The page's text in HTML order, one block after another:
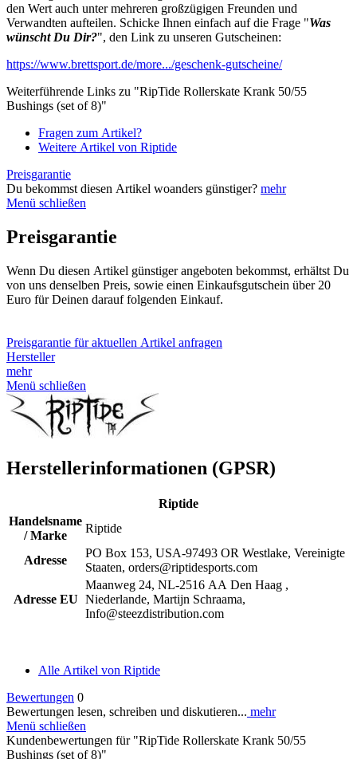
den Wert auch unter mehreren großzügigen Freunden und
Verwandten aufteilen. Schicke Ihnen einfach auf die Frage "Was
wünscht Du Dir?", den Link zu unseren Gutscheinen:
https://www.brettsport.de/more.../geschenk-gutscheine/
Weiterführende Links zu "RipTide Rollerskate Krank 50/55
Bushings (set of 8)"
Fragen zum Artikel?
Weitere Artikel von Riptide
Preisgarantie
Du bekommst diesen Artikel woanders günstiger? mehr
Menü schließen
Preisgarantie
Wenn Du diesen Artikel günstiger angeboten bekommst, erhältst Du
von uns denselben Preis, sowie einen Einkaufsgutschein über 20
Euro für Deinen darauf folgenden Einkauf.
Preisgarantie für aktuellen Artikel anfragen
Hersteller
mehr
Menü schließen
Herstellerinformationen (GPSR)
Riptide
Handelsname
/ Marke
Riptide
Adresse
PO Box 153, USA-97493 OR Westlake, Vereinigte
Staaten, orders@riptidesports.com
Adresse EU
Maanweg 24, NL-2516 AA Den Haag ,
Niederlande, Martijn Schraama,
Info@steezdistribution.com
Alle Artikel von Riptide
Bewertungen 0
Bewertungen lesen, schreiben und diskutieren... mehr
Menü schließen
Kundenbewertungen für "RipTide Rollerskate Krank 50/55
Bushings (set of 8)"